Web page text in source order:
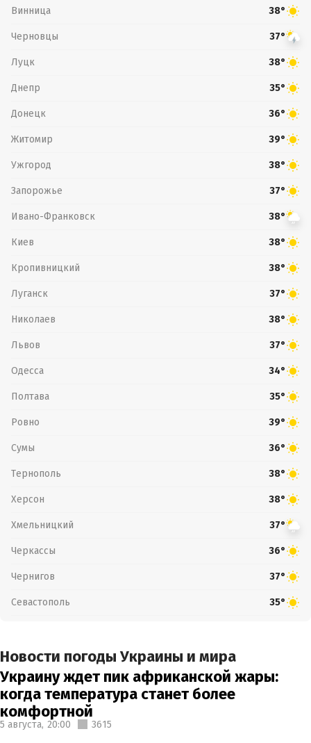
Винница 38°
Черновцы 37°
Луцк 38°
Днепр 35°
Донецк 36°
Житомир 39°
Ужгород 38°
Запорожье 37°
Ивано-Франковск 38°
Киев 38°
Кропивницкий 38°
Луганск 37°
Николаев 38°
Львов 37°
Одесса 34°
Полтава 35°
Ровно 39°
Сумы 36°
Тернополь 38°
Херсон 38°
Хмельницкий 37°
Черкассы 36°
Чернигов 37°
Севастополь 35°
Новости погоды Украины и мира
Украину ждет пик африканской жары:
когда температура станет более
комфортной
5 августа, 20:00 3615